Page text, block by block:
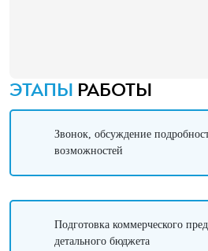
ЭТАПЫ РАБОТЫ
Звонок, обсуждение
возможностей
Подготовка коммерческого
детального бюджета